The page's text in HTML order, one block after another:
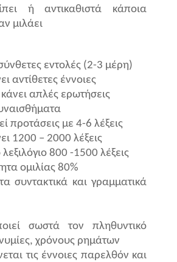
ή αντικαθιστά κάποια
μιλάει
εντολές (2-3 μέρη)
αντίθετες έννοιες
απλές ερωτήσεις
προτάσεις με 4-6 λέξεις
1200 – 2000 λέξεις
800 -1500 λέξεις
ομιλίας 80%
συντακτικά και γραμματικά
σωστά τον πληθυντικό
χρόνους ρημάτων
τις έννοιες παρελθόν και